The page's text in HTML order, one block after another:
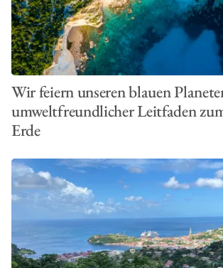
Wir feiern unseren blauen
umweltfreundlicher Leitfaden
Erde